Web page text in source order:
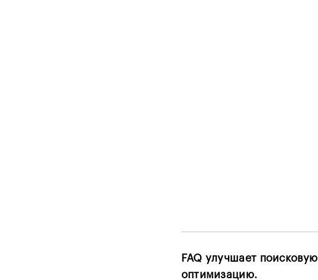
FAQ улучшает поисковую
оптимизацию.